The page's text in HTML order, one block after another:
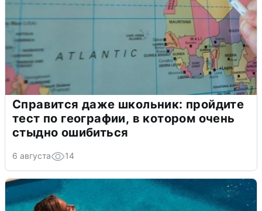
Справится даже школьник: пройдите
тест по географии, в котором очень
стыдно ошибиться
6 августа 14